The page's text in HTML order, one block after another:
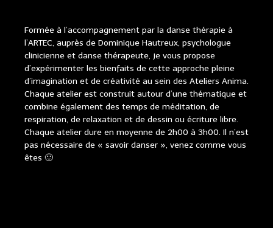
Formée à l’accompagnement par la danse thérapie à
l’ARTEC, auprès de Dominique Hautreux, psychologue
clinicienne et danse thérapeute, je vous propose
d’expérimenter les bienfaits de cette approche pleine
d’imagination et de créativité au sein des Ateliers Anima.
Chaque atelier est construit autour d’une thématique et
combine également des temps de méditation, de
respiration, de relaxation et de dessin ou écriture libre.
Chaque atelier dure en moyenne de 2h00 à 3h00. Il n’est
pas nécessaire de « savoir danser », venez comme vous
êtes 🙂